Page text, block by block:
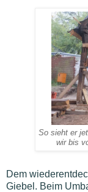
So sieht er
wir bis
Dem
Giebel. Beim